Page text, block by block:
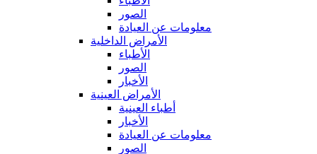
الصور
معلومات عن العيادة
الأمراض الداخلية
الأطباء
الصور
الأخبار
الأمراض العينية
أطباء العينية
الأخبار
معلومات عن العيادة
الصور